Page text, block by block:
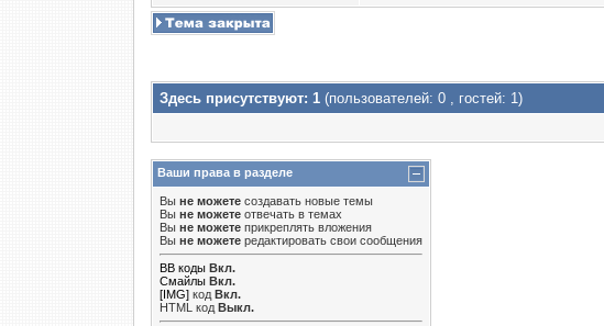
Здесь присутствуют: 1 (пользователей: 0 , гостей: 1)
Ваши права в разделе
Вы не можете создавать новые темы
Вы не можете отвечать в темах
Вы не можете прикреплять вложения
Вы не можете редактировать свои сообщения
BB коды Вкл.
Смайлы Вкл.
[IMG] код Вкл.
HTML код Выкл.